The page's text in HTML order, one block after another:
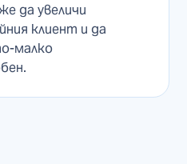
да увеличи
клиент и да
малко